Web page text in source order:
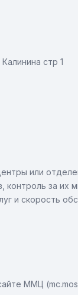
стр 1
или
за их
и скорость
ММЦ